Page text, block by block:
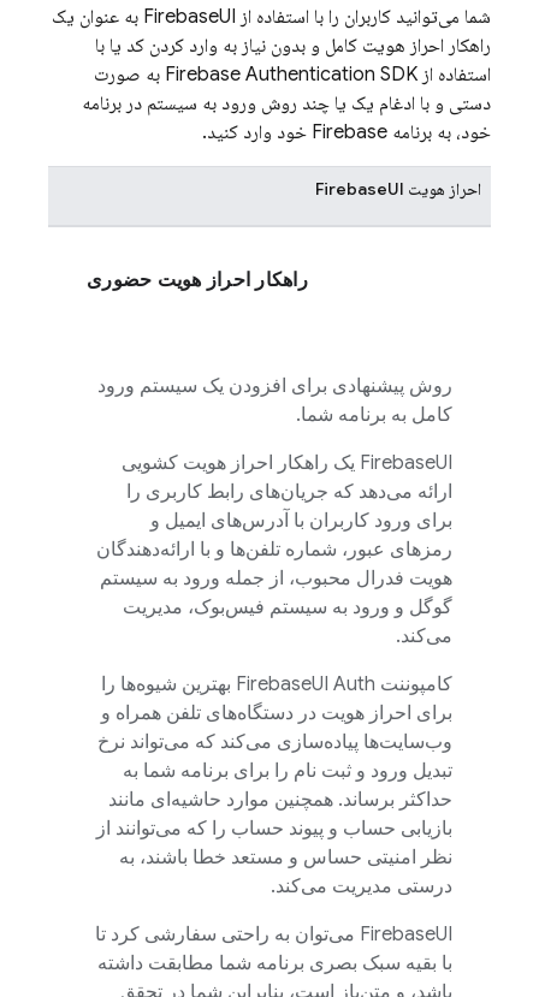
شما می‌توانید کاربران را با استفاده از FirebaseUIبه عنوان یک
راهکار احراز هویت کامل و بدون نیاز به وارد کردن کد یا با
استفاده از
Firebase AuthenticationSDK به صورت
دستی و با ادغام یک یا چند روش ورود به سیستم در برنامه
خود، به برنامه Firebaseخود وارد کنید.
احراز هویت FirebaseUI
راهکار احراز هویت حضوری
روش پیشنهادی برای افزودن یک سیستم ورود
کامل به برنامه شما.
FirebaseUIیک راهکار احراز هویت کشویی
ارائه می‌دهد که جریان‌های رابط کاربری را
برای ورود کاربران با آدرس‌های ایمیل و
رمزهای عبور، شماره تلفن‌ها و با ارائه‌دهندگان
هویت فدرال محبوب، از جمله ورود به سیستم
گوگل و ورود به سیستم فیس‌بوک، مدیریت
می‌کند.
کامپوننت
FirebaseUIAuth بهترین شیوه‌ها را
برای احراز هویت در دستگاه‌های تلفن همراه و
وب‌سایت‌ها پیاده‌سازی می‌کند که می‌تواند نرخ
تبدیل ورود و ثبت نام را برای برنامه شما به
حداکثر برساند. همچنین موارد حاشیه‌ای مانند
بازیابی حساب و پیوند حساب را که می‌توانند از
نظر امنیتی حساس و مستعد خطا باشند، به
درستی مدیریت می‌کند.
FirebaseUIمی‌توان به راحتی سفارشی کرد تا
با بقیه سبک بصری برنامه شما مطابقت داشته
باشد، و متن‌باز است، بنابراین شما در تحقق